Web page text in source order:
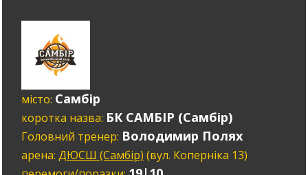
місто: Самбір
коротка назва: БК САМБІР (Самбір)
Головний тренер: Володимир Полях
арена: ДЮСШ (Самбір) (вул. Коперніка 13)